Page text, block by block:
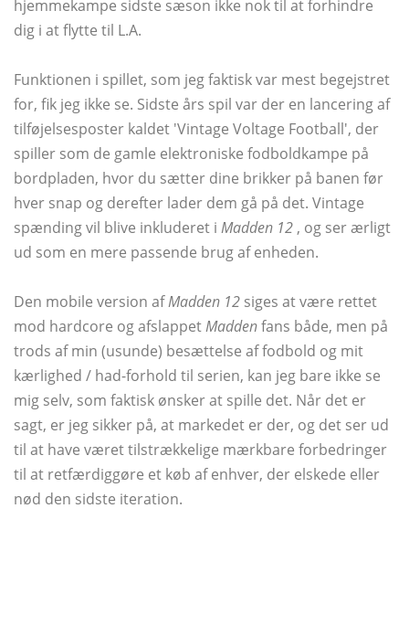
hjemmekampe sidste sæson ikke nok til at forhindre
dig i at flytte til L.A.
Funktionen i spillet, som jeg faktisk var mest begejstret
for, fik jeg ikke se. Sidste års spil var der en lancering af
tilføjelsesposter kaldet 'Vintage Voltage Football', der
spiller som de gamle elektroniske fodboldkampe på
bordpladen, hvor du sætter dine brikker på banen før
hver snap og derefter lader dem gå på det. Vintage
spænding vil blive inkluderet i Madden 12 , og ser ærligt
ud som en mere passende brug af enheden.
Den mobile version afMadden 12 siges at være rettet
mod hardcore og afslappetMaddenfans både, men på
trods af min (usunde) besættelse af fodbold og mit
kærlighed / had-forhold til serien, kan jeg bare ikke se
mig selv, som faktisk ønsker at spille det. Når det er
sagt, er jeg sikker på, at markedet er der, og det ser ud
til at have været tilstrækkelige mærkbare forbedringer
til at retfærdiggøre et køb af enhver, der elskede eller
nød den sidste iteration.